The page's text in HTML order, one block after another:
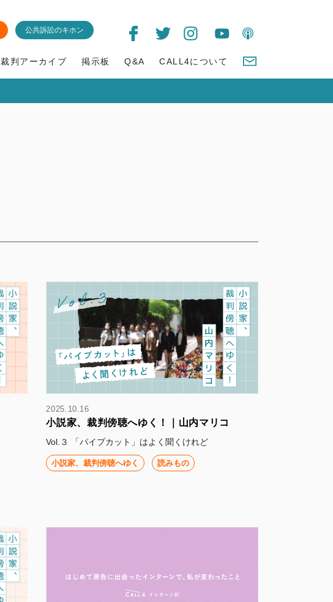
公共訴訟のキホン
裁判アーカイブ 掲示板 Q&A CALL4について
2025.10.16
小説家、裁判傍聴へゆく！｜山内マリコ
Vol.３ 「パイプカット」はよく聞くけれど
小説家、裁判傍聴へゆく 読みもの